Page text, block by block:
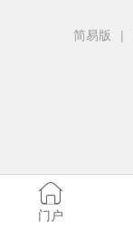
简易版
|
门户